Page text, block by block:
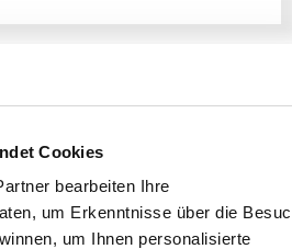
Cookies
bearbeiten Ihre
um Erkenntnisse über die
um Ihnen personalisierte